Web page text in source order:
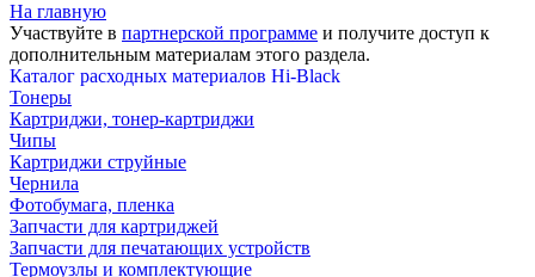
На главную
Участвуйте в партнерской программе и получите доступ к
дополнительным материалам этого раздела.
Каталог расходных материалов Hi-Black
Тонеры
Картриджи, тонер-картриджи
Чипы
Картриджи струйные
Чернила
Фотобумага, пленка
Запчасти для картриджей
Запчасти для печатающих устройств
Термоузлы и комплектующие